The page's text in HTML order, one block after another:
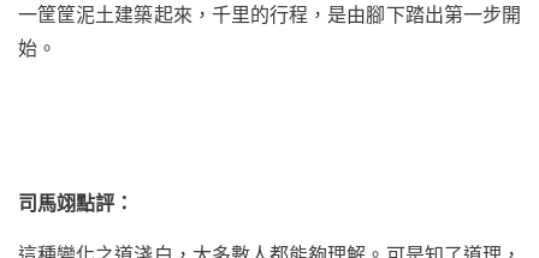
一筐筐泥土建築起來，千里的行程，是由腳下踏出第一步開
始。
司馬翊點評：